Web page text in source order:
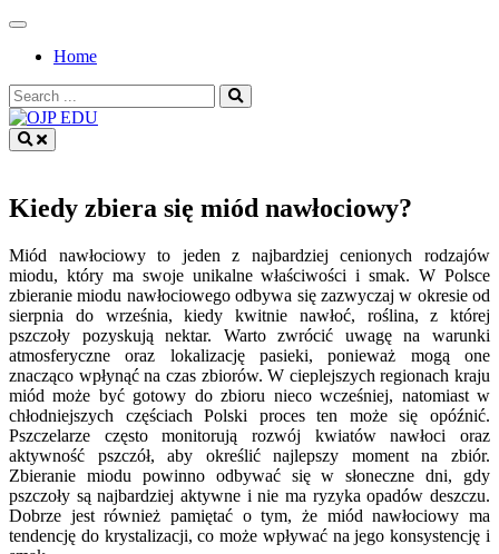
Skip
contentHome
Search
for:
Kiedy zbiera się miód nawłociowy?
Miód nawłociowy to jeden z najbardziej cenionych rodzajów
miodu, który ma swoje unikalne właściwości i smak. W Polsce
zbieranie miodu nawłociowego odbywa się zazwyczaj w okresie od
sierpnia do września, kiedy kwitnie nawłoć, roślina, z której
pszczoły pozyskują nektar. Warto zwrócić uwagę na warunki
atmosferyczne oraz lokalizację pasieki, ponieważ mogą one
znacząco wpłynąć na czas zbiorów. W cieplejszych regionach kraju
miód może być gotowy do zbioru nieco wcześniej, natomiast w
chłodniejszych częściach Polski proces ten może się opóźnić.
Pszczelarze często monitorują rozwój kwiatów nawłoci oraz
aktywność pszczół, aby określić najlepszy moment na zbiór.
Zbieranie miodu powinno odbywać się w słoneczne dni, gdy
pszczoły są najbardziej aktywne i nie ma ryzyka opadów deszczu.
Dobrze jest również pamiętać o tym, że miód nawłociowy ma
tendencję do krystalizacji, co może wpływać na jego konsystencję i